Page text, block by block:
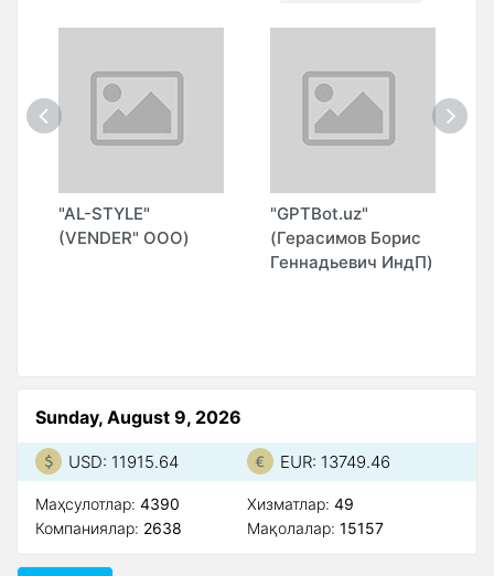
"AL-STYLE"
(VENDER" ООО)
"GPTBot.uz"
(Герасимов Борис
Геннадьевич ИндП)
Sunday, August 9, 2026
USD: 11915.64 EUR: 13749.46
Маҳсулотлар: 4390
Компаниялар: 2638
Xизматлар: 49
Мақолалар: 15157